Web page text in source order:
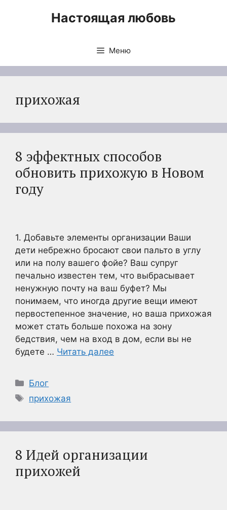
Настоящая любовь
Меню
прихожая
8 эффектных способов
обновить прихожую в Новом
году
1. Добавьте элементы организации Ваши
дети небрежно бросают свои пальто в углу
или на полу вашего фойе? Ваш супруг
печально известен тем, что выбрасывает
ненужную почту на ваш буфет? Мы
понимаем, что иногда другие вещи имеют
первостепенное значение, но ваша прихожая
может стать больше похожа на зону
бедствия, чем на вход в дом, если вы не
будете … Читать далее
Рубрики
Блог
Метки
прихожая
8 Идей организации
прихожей